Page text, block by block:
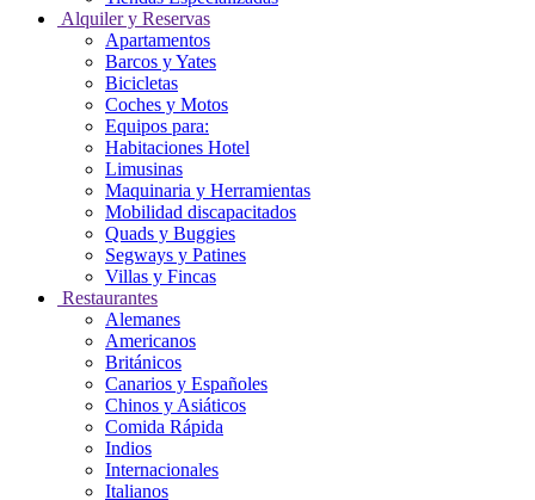
Alquiler y Reservas
Apartamentos
Barcos y Yates
Bicicletas
Coches y Motos
Equipos para:
Habitaciones Hotel
Limusinas
Maquinaria y Herramientas
Mobilidad discapacitados
Quads y Buggies
Segways y Patines
Villas y Fincas
Restaurantes
Alemanes
Americanos
Británicos
Canarios y Españoles
Chinos y Asiáticos
Comida Rápida
Indios
Internacionales
Italianos